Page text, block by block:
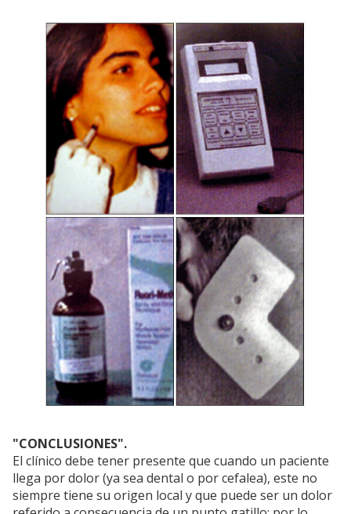
"CONCLUSIONES".
El clínico debe tener presente que cuando un paciente
llega por dolor (ya sea dental o por cefalea), este no
siempre tiene su origen local y que puede ser un dolor